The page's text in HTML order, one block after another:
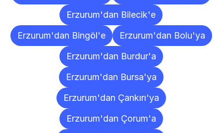
Erzurum'dan Bilecik'e
Erzurum'dan Bingöl'e
Erzurum'dan Bolu'ya
Erzurum'dan Burdur'a
Erzurum'dan Bursa'ya
Erzurum'dan Çankırı'ya
Erzurum'dan Çorum'a